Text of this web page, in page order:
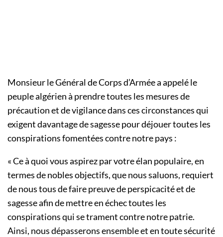
Monsieur le Général de Corps d’Armée a appelé le
peuple algérien à prendre toutes les mesures de
précaution et de vigilance dans ces circonstances qui
exigent davantage de sagesse pour déjouer toutes les
conspirations fomentées contre notre pays :
« Ce à quoi vous aspirez par votre élan populaire, en
termes de nobles objectifs, que nous saluons, requiert
de nous tous de faire preuve de perspicacité et de
sagesse afin de mettre en échec toutes les
conspirations qui se trament contre notre patrie.
Ainsi, nous dépasserons ensemble et en toute sécurité